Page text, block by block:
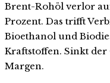
Brent-Rohöl verlor
Prozent. Das trifft
Bioethanol und
Kraftstoffen. Sinkt
Margen.